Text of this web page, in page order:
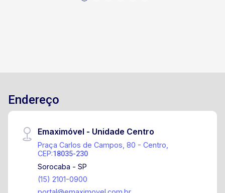
Endereço
Emaximóvel - Unidade Centro
Praça Carlos de Campos, 80 - Centro,
CEP:18035-230
Sorocaba - SP
(15) 2101-0900